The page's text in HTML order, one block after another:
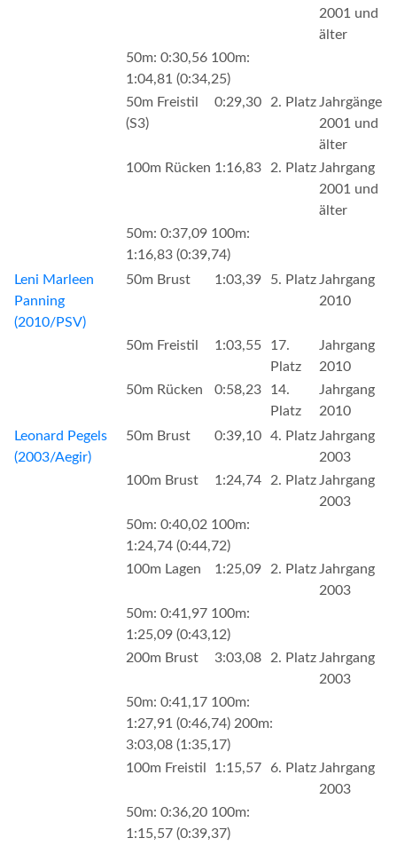
2001 und
älter
50m: 0:30,56 100m:
1:04,81 (0:34,25)
50m Freistil
(S3)
0:29,30 2. PlatzJahrgänge
2001 und
älter
100m Rücken 1:16,83 2. PlatzJahrgang
2001 und
älter
50m: 0:37,09 100m:
1:16,83 (0:39,74)
Leni Marleen
Panning
(2010/PSV)
50m Brust 1:03,39 5. PlatzJahrgang
2010
50m Freistil 1:03,55
17.
Platz
Jahrgang
2010
50m Rücken
0:58,23
14.
Platz
Jahrgang
2010
Leonard Pegels
(2003/Aegir)
50m Brust 0:39,10 4. PlatzJahrgang
2003
100m Brust
1:24,74 2. PlatzJahrgang
2003
50m: 0:40,02 100m:
1:24,74 (0:44,72)
100m Lagen
1:25,09 2. PlatzJahrgang
2003
50m: 0:41,97 100m:
1:25,09 (0:43,12)
200m Brust
3:03,08 2. PlatzJahrgang
2003
50m: 0:41,17 100m:
1:27,91 (0:46,74) 200m:
3:03,08 (1:35,17)
100m Freistil
1:15,57 6. PlatzJahrgang
2003
50m: 0:36,20 100m:
1:15,57 (0:39,37)